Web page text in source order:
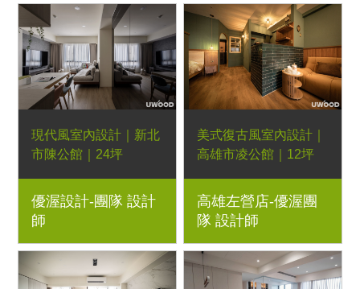
月灣床頭櫃、相遇實木
六斗櫃、恬靜餐桌
120CM、恬靜長凳、
共側書櫃、日落實木床
架、貝蒂床墊
現代風室內設計｜新北
市陳公館｜24坪
3房2廳｜優渥系統櫃、
Orderfloor超耐磨木地
板、藝術漆、灰鏡、小
優渥設計-團隊 設計
師
美式復古風室內設計｜
高雄市凌公館｜12坪
1房1廳｜優渥系統櫃、
好實用櫃、倚靠床架、
梣木X型書桌、籮莎琳
Orderfloor超耐磨木地
板、木百業窗簾、玻璃
高雄左營店-優渥團
隊 設計師